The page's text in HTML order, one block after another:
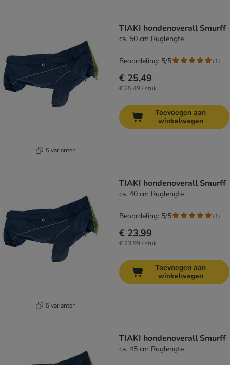
5 varianten
TIAKI hondenoverall Smurff
ca. 50 cm Ruglengte
€ 25,49
€ 25,49 / stuk
Beoordeling: 5/5 (1)
Toevoegen aan
winkelwagen
5 varianten
TIAKI hondenoverall Smurff
ca. 40 cm Ruglengte
€ 23,99
€ 23,99 / stuk
Beoordeling: 5/5 (1)
Toevoegen aan
winkelwagen
TIAKI hondenoverall Smurff
ca. 45 cm Ruglengte